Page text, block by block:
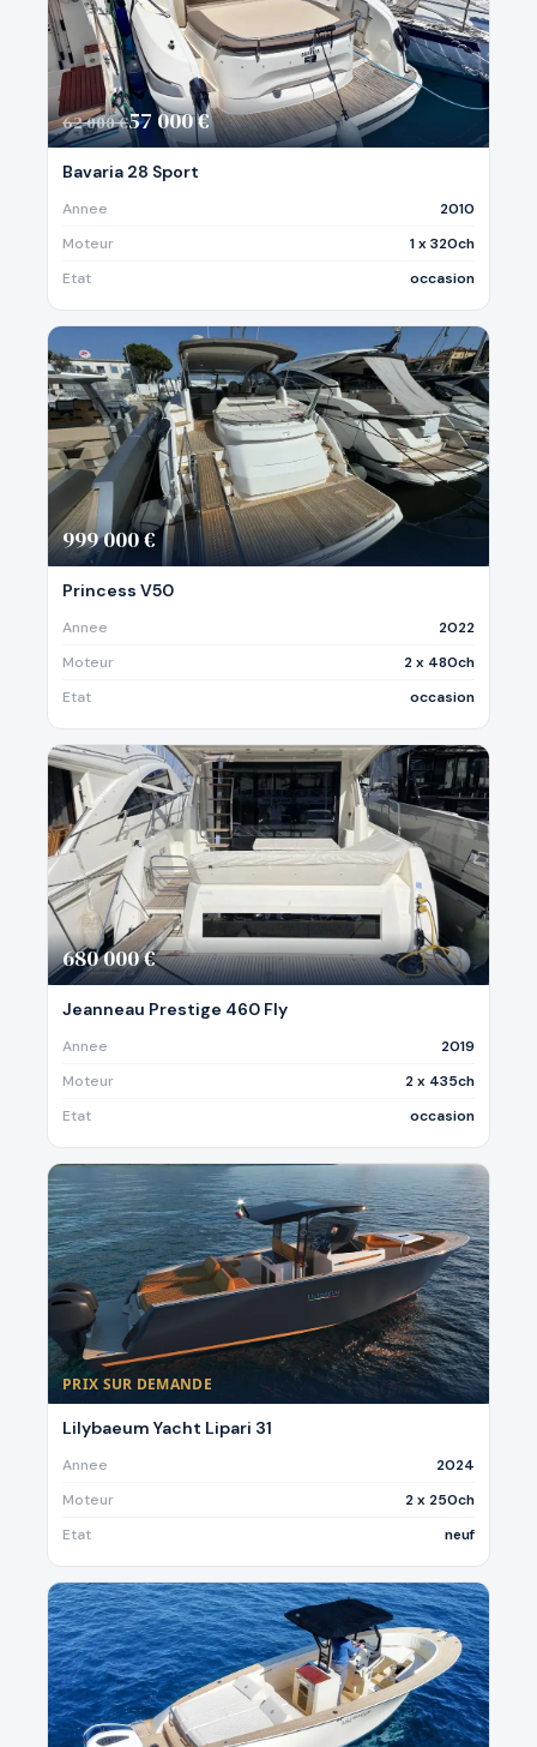
62 000 €57 000 €
Bavaria 28 Sport
Annee
2010
Moteur
1 x 320ch
Etat
occasion
999 000 €
Princess V50
Annee
2022
Moteur
2 x 480ch
Etat
occasion
680 000 €
Jeanneau Prestige 460 Fly
Annee
2019
Moteur
2 x 435ch
Etat
occasion
PRIX SUR DEMANDE
Lilybaeum Yacht Lipari 31
Annee
2024
Moteur
2 x 250ch
Etat
neuf